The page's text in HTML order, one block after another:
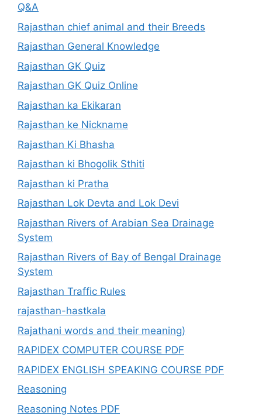
Q&A
Rajasthan chief animal and their Breeds
Rajasthan General Knowledge
Rajasthan GK Quiz
Rajasthan GK Quiz Online
Rajasthan ka Ekikaran
Rajasthan ke Nickname
Rajasthan Ki Bhasha
Rajasthan ki Bhogolik Sthiti
Rajasthan ki Pratha
Rajasthan Lok Devta and Lok Devi
Rajasthan Rivers of Arabian Sea Drainage
System
Rajasthan Rivers of Bay of Bengal Drainage
System
Rajasthan Traffic Rules
rajasthan-hastkala
Rajathani words and their meaning)
RAPIDEX COMPUTER COURSE PDF
RAPIDEX ENGLISH SPEAKING COURSE PDF
Reasoning
Reasoning Notes PDF